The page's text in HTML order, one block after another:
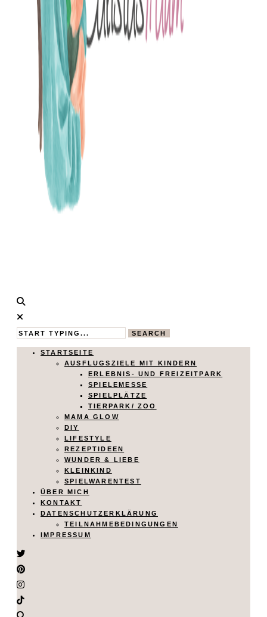
Calistas
Traum
MAMABLOG
SEARCH
STARTSEITE
AUSFLUGSZIELE MIT KINDERN
ERLEBNIS- UND FREIZEITPARK
SPIELEMESSE
SPIELPLÄTZE
TIERPARK/ ZOO
MAMA GLOW
DIY
LIFESTYLE
REZEPTIDEEN
WUNDER & LIEBE
KLEINKIND
SPIELWARENTEST
ÜBER MICH
KONTAKT
DATENSCHUTZERKLÄRUNG
TEILNAHMEBEDINGUNGEN
IMPRESSUM